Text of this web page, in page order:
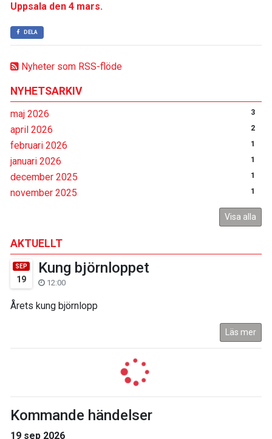
Nyheter som RSS-flöde
NYHETSARKIV
maj 2026 3
april 2026 2
februari 2026 1
januari 2026 1
december 2025 1
november 2025 1
Visa alla
AKTUELLT
SEP
19
Kung björnloppet
12:00
Årets kung björnlopp
Läs mer
Kommande händelser
19 sep 2026
Uppsala den 4 mars.
DELA